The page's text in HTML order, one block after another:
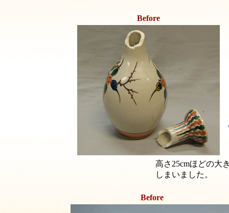
Before
高さ25cmほどの大
しまいました。
Before